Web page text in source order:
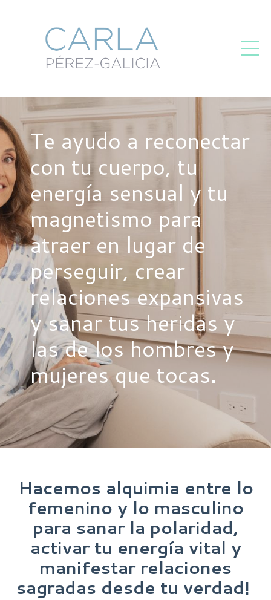
Te ayudo a reconectar
con tu cuerpo, tu
energía sensual y tu
magnetismo para
atraer en lugar de
perseguir, crear
relaciones expansivas
y sanar tus heridas y
las de los hombres y
mujeres que tocas.
Hacemos alquimia entre lo
femenino y lo masculino
para sanar la polaridad,
activar tu energía vital y
manifestar relaciones
sagradas desde tu verdad!